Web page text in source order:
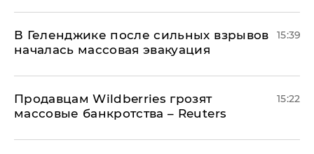
В Геленджике после сильных взрывов
началась массовая эвакуация
15:39
Продавцам Wildberries грозят
массовые банкротства – Reuters
15:22